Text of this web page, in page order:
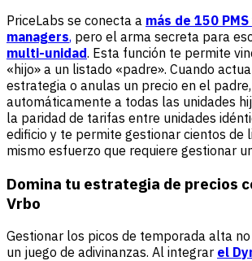
PriceLabs se conecta a más de 150
managers, pero el arma secreta para
multi-unidad. Esta función te permite
«hijo» a un listado «padre». Cuando
estrategia o anulas un precio en el
automáticamente a todas las unidades
la paridad de tarifas entre unidades
edificio y te permite gestionar cientos de
mismo esfuerzo que requiere gestionar
Domina tu estrategia de precios
Vrbo
Gestionar los picos de temporada alta
un juego de adivinanzas. Al integrar el